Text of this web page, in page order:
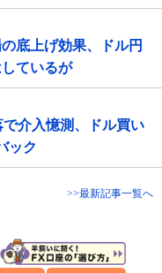
底上げ効果、ドル円
ているが
介入憶測、ドル買い
ック
>>最新記事一覧へ